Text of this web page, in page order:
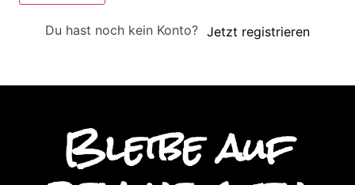
Du hast noch kein Konto? Jetzt registrieren
Bleibe auf